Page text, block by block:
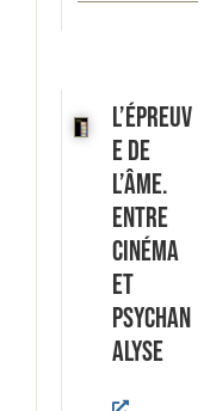
L’Épreuv
e de
l’âme.
Entre
cinéma
et
psychan
alyse